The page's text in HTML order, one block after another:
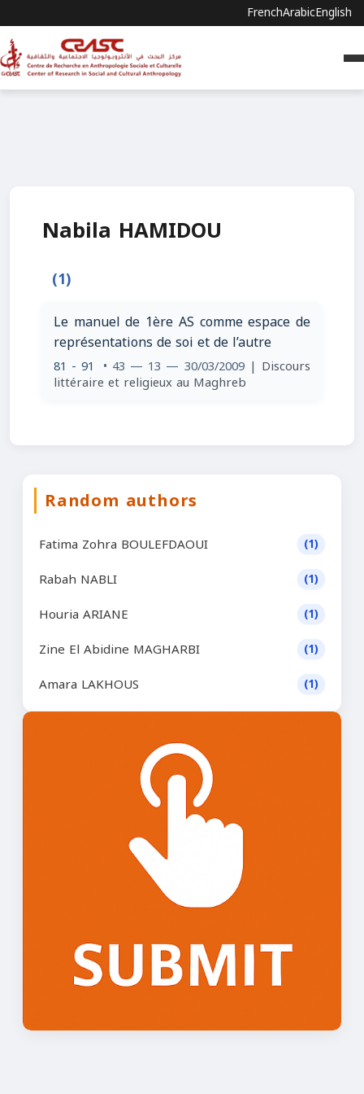
FrenchArabicEnglish
Nabila HAMIDOU
(1)
Le manuel de 1ère AS comme espace de
représentations de soi et de l’autre
81 - 91 • 43 — 13 — 30/03/2009 | Discours
littéraire et religieux au Maghreb
Random authors
Fatima Zohra BOULEFDAOUI (1)
Rabah NABLI (1)
Houria ARIANE (1)
Zine El Abidine MAGHARBI (1)
Amara LAKHOUS (1)